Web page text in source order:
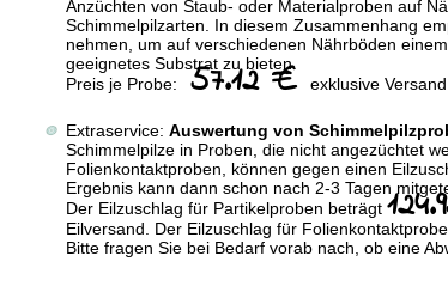
Anzüchten von Staub- oder Materialproben auf
Schimmelpilzarten. In diesem Zusammenhang
nehmen, um auf verschiedenen Nährböden
geeignetes Substrat zu bieten.
Preis je Probe:57.12 € exklusive Versand.
Extraservice: Auswertung von
Schimmelpilze in Proben, die nicht angezüchtet
Folienkontaktproben, können gegen einen
Ergebnis kann dann schon nach 2-3 Tagen
Der Eilzuschlag für Partikelproben beträgt
Eilversand. Der Eilzuschlag für
Bitte fragen Sie bei Bedarf vorab nach, ob eine